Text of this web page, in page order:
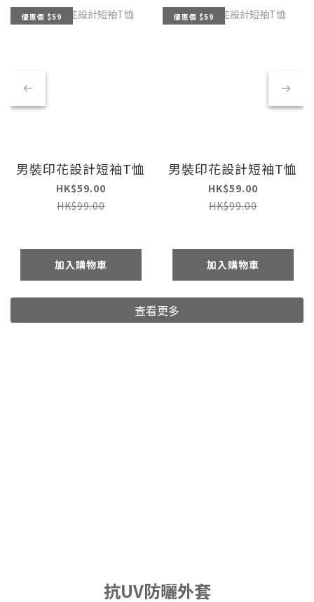
優惠價 $59
男裝印花設計短袖T恤
HK$59.00
HK$99.00
加入購物車
優惠價 $59
男裝印花設計短袖T恤
HK$59.00
HK$99.00
加入購物車
查看更多
抗UV防曬外套